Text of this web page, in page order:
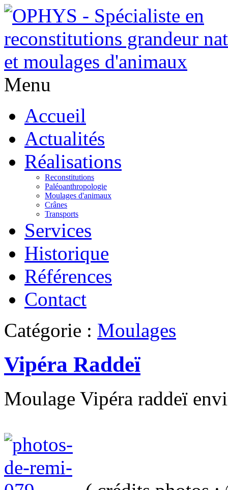
Menu
Accueil
Actualités
Réalisations
Reconstitutions
Paléoanthropologie
Moulages d'animaux
Crânes
Transports
Services
Historique
Références
Contact
Catégorie : Moulages
Vipéra Raddeï
Moulage Vipéra raddeï